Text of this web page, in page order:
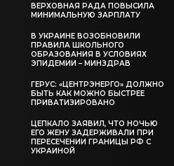
ВЕРХОВНАЯ РАДА ПОВЫСИЛА
МИНИМАЛЬНУЮ ЗАРПЛАТУ
В УКРАИНЕ ВОЗОБНОВИЛИ
ПРАВИЛА ШКОЛЬНОГО
ОБРАЗОВАНИЯ В УСЛОВИЯХ
ЭПИДЕМИИ – МИНЗДРАВ
ГЕРУС: «ЦЕНТРЭНЕРГО» ДОЛЖНО
БЫТЬ КАК МОЖНО БЫСТРЕЕ
ПРИВАТИЗИРОВАНО
ЦЕПКАЛО ЗАЯВИЛ, ЧТО НОЧЬЮ
ЕГО ЖЕНУ ЗАДЕРЖИВАЛИ ПРИ
ПЕРЕСЕЧЕНИИ ГРАНИЦЫ РФ С
УКРАИНОЙ